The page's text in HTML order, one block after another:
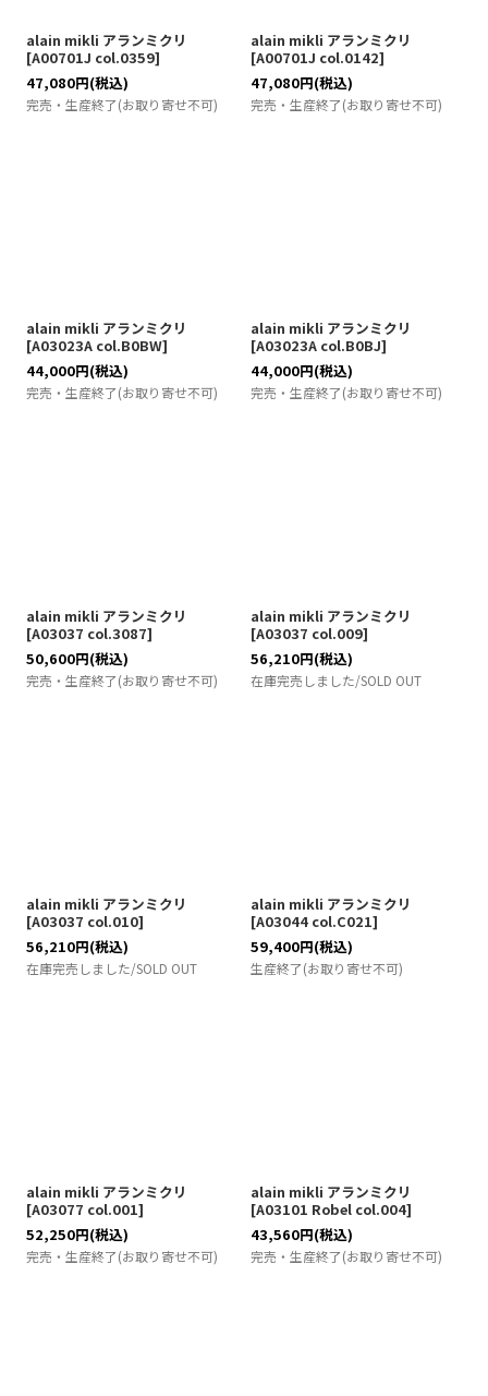
alain mikli アランミクリ
[A00701J col.0359]
47,080円(税込)
完売・生産終了(お取り寄せ不可)
alain mikli アランミクリ
[A00701J col.0142]
47,080円(税込)
完売・生産終了(お取り寄せ不可)
alain mikli アランミクリ
[A03023A col.B0BW]
44,000円(税込)
完売・生産終了(お取り寄せ不可)
alain mikli アランミクリ
[A03023A col.B0BJ]
44,000円(税込)
完売・生産終了(お取り寄せ不可)
alain mikli アランミクリ
[A03037 col.3087]
50,600円(税込)
完売・生産終了(お取り寄せ不可)
alain mikli アランミクリ
[A03037 col.009]
56,210円(税込)
在庫完売しました/SOLD OUT
alain mikli アランミクリ
[A03037 col.010]
56,210円(税込)
在庫完売しました/SOLD OUT
alain mikli アランミクリ
[A03044 col.C021]
59,400円(税込)
生産終了(お取り寄せ不可)
alain mikli アランミクリ
[A03077 col.001]
52,250円(税込)
完売・生産終了(お取り寄せ不可)
alain mikli アランミクリ
[A03101 Robel col.004]
43,560円(税込)
完売・生産終了(お取り寄せ不可)